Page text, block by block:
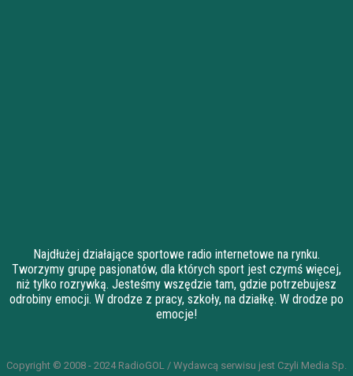
Najdłużej działające sportowe radio internetowe na rynku.
Tworzymy grupę pasjonatów, dla których sport jest czymś więcej,
niż tylko rozrywką. Jesteśmy wszędzie tam, gdzie potrzebujesz
odrobiny emocji. W drodze z pracy, szkoły, na działkę. W drodze po
emocje!
Copyright © 2008 - 2024 RadioGOL / Wydawcą serwisu jest Czyli Media Sp.